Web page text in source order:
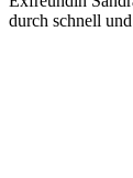
durch schnell